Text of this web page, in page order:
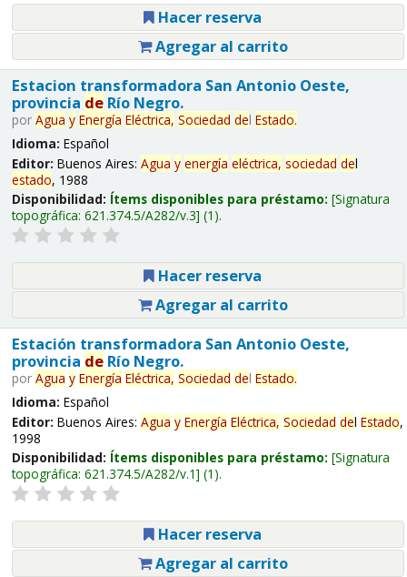
Hacer reserva
Agregar al carrito
Estacion transformadora San Antonio Oeste,
provincia deRío Negro.
por Agua y Energía Eléctrica, Sociedad del Estado.
Idioma: Español
Editor: Buenos Aires: Agua y energía eléctrica, sociedad del
estado, 1988
Disponibilidad: Ítems disponibles para préstamo: Signatura
topográfica: 621.374.5/A282/v.3 (1).
Hacer reserva
Agregar al carrito
Estación transformadora San Antonio Oeste,
provincia deRío Negro.
por Agua y Energía Eléctrica, Sociedad del Estado.
Idioma: Español
Editor: Buenos Aires: Agua y Energía Eléctrica, Sociedad del Estado,
1998
Disponibilidad: Ítems disponibles para préstamo: Signatura
topográfica: 621.374.5/A282/v.1 (1).
Hacer reserva
Agregar al carrito